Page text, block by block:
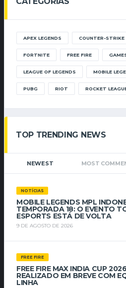
APEX LEGENDS COUNTER-STRIKE
FORTNITE FREE FIRE
LEAGUE OF LEGENDS MOBILE
PUBG RIOT ROCKET
TOP TRENDING NEWS
NEWEST MOST
NOTÍCIAS
MOBILE LEGENDS MPL
TEMPORADA 18: O EVENTO
ESPORTS ESTÁ DE VOLTA
9 DE AGOSTO DE 2026
FREE FIRE
FREE FIRE MAX INDIA CUP
REALIZADO EM BREVE COM
LINHA